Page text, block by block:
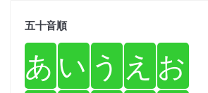
五十音順
あ い う え お